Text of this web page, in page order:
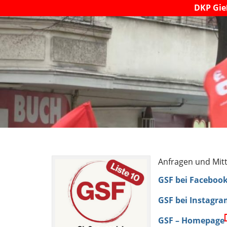
DKP
Anfragen und
GSF bei
GSF bei
GSF – Homepage